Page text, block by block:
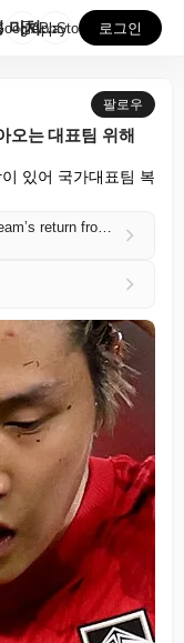
한국, 악몽 같은 월드컵 여정 마치고 돌아오는 대표팀 ...
AppStore 로그인
팔로우
오는 대표팀 위해
있어 국가대표팀 복
South Korea to deploy riot police for team’s return from nightmare World Cup campaign